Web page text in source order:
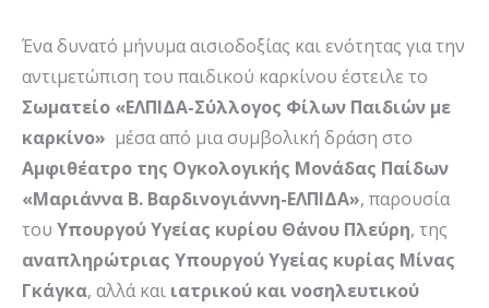
Ένα δυνατό μήνυμα αισιοδοξίας και ενότητας για την
αντιμετώπιση του παιδικού καρκίνου έστειλε το
Σωματείο «ΕΛΠΙΔΑ-Σύλλογος Φίλων Παιδιών με
καρκίνο» μέσα από μια συμβολική δράση στο
Αμφιθέατρο της Ογκολογικής Μονάδας Παίδων
«Μαριάννα Β. Βαρδινογιάννη-ΕΛΠΙΔΑ», παρουσία
του Υπουργού Υγείας κυρίου Θάνου Πλεύρη, της
αναπληρώτριας Υπουργού Υγείας κυρίας Μίνας
Γκάγκα, αλλά και ιατρικού και νοσηλευτικού